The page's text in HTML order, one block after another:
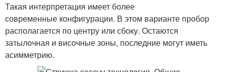
Такая интерпретация имеет более
современные конфигурации. В этом варианте пробор
располагается по центру или сбоку. Остаются
затылочная и височные зоны, последние могут иметь
асимметрию.